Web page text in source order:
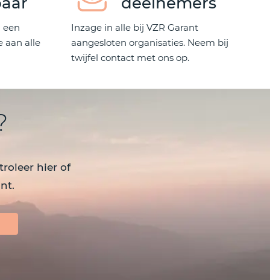
een
aan alle
Inzage in alle bij VZR Garant
aangesloten organisaties. Neem bij
twijfel contact met ons op.
hier of